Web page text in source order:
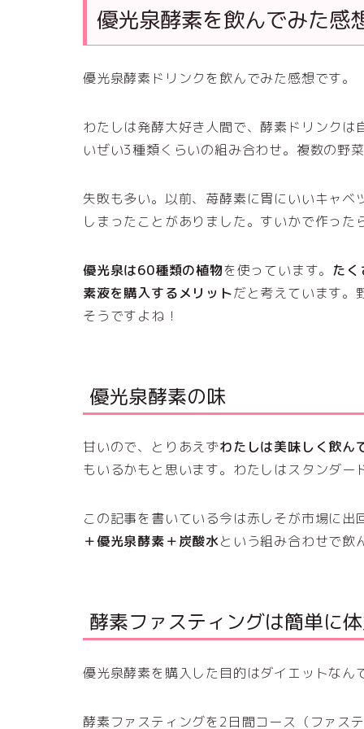
優光泉酵素を飲んでみた感
優光泉酵素ドリンクを飲んでみた感想です。
わたしは発酵大好き人間で、酵素ドリンク
いぜい3種類くらいの組み合わせ。複数の野
失敗も多い。以前、苺酵素に胃にいいキャ
しまったことがありました。すいかで作っ
優光泉は60種類の植物を使っています。 たく
素液を購入するメリットだと考えています。
そうですよね！
優光泉酵素の味
甘いので、とりあえずわたしは美味しく飲ん
もいるかもと思います。わたしはスタンダー
この記事を書いている今は赤しそが市場に
＋優光泉酵素＋炭酸水という組み合わせで飲
酵素ファスティングは簡単に
優光泉酵素を購入した目的はダイエットな
酵素ファスティングを2日間コース（ファス